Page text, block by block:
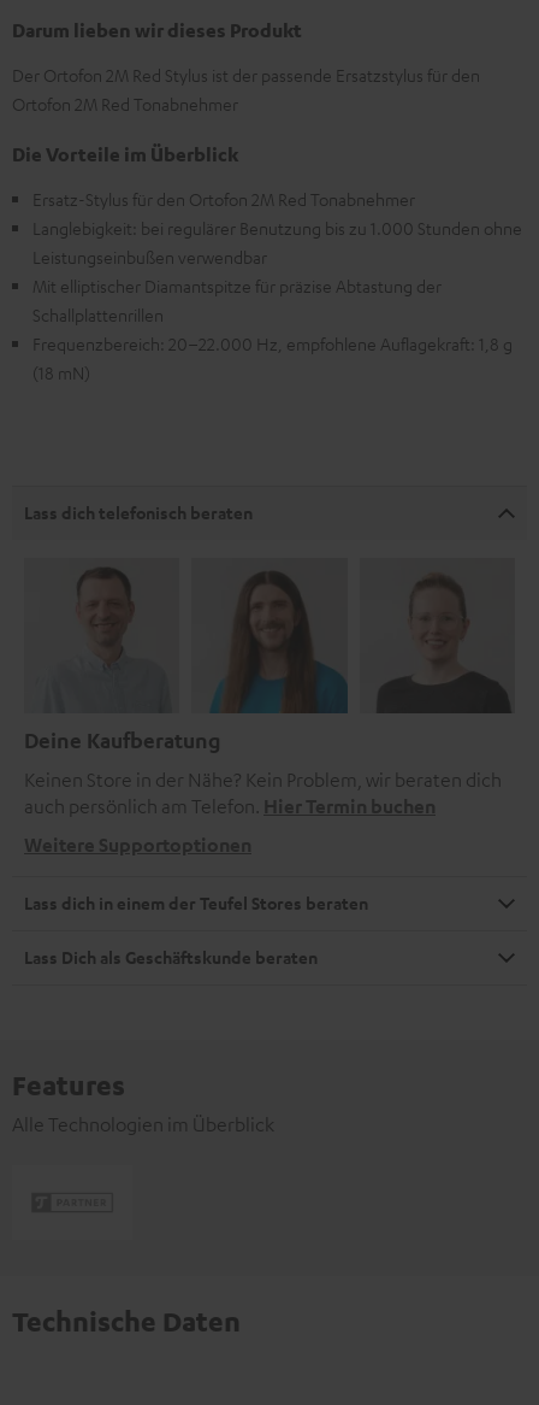
Darum lieben wir dieses Produkt
Der Ortofon 2M Red Stylus ist der passende Ersatzstylus für den
Ortofon 2M Red Tonabnehmer
Die Vorteile im Überblick
Ersatz-Stylus für den Ortofon 2M Red Tonabnehmer
Langlebigkeit: bei regulärer Benutzung bis zu 1.000 Stunden ohne
Leistungseinbußen verwendbar
Mit elliptischer Diamantspitze für präzise Abtastung der
Schallplattenrillen
Frequenzbereich: 20–22.000 Hz, empfohlene Auflagekraft: 1,8 g
(18 mN)
Lass dich telefonisch beraten
Deine Kaufberatung
Keinen Store in der Nähe? Kein Problem, wir beraten dich
auch persönlich am Telefon. Hier Termin buchen
Weitere Supportoptionen
Lass dich in einem der Teufel Stores beraten
Lass Dich als Geschäftskunde beraten
Features
Alle Technologien im Überblick
Technische Daten